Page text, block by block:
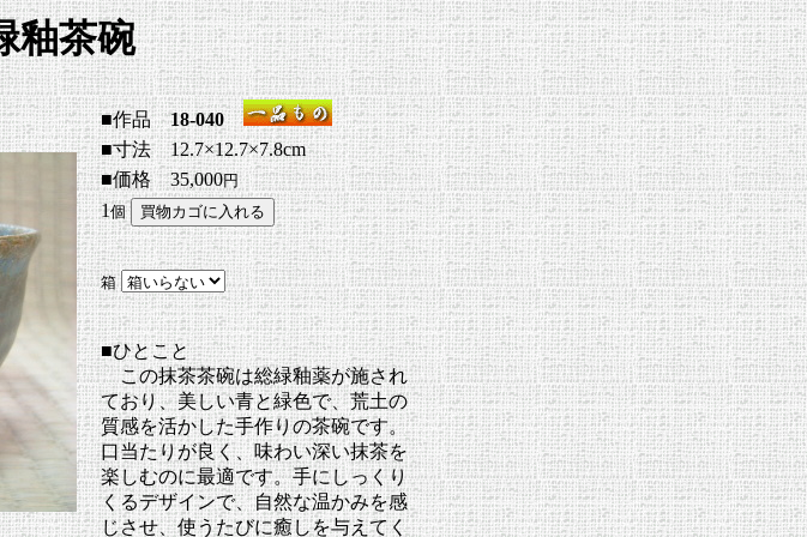
釉茶碗
■作品18-040
■寸法 12.7×12.7×7.8cm
■価格 35,000円
1個
箱
■ひとこと
この抹茶茶碗は総緑釉薬が施され
ており、美しい青と緑色で、荒土の
質感を活かした手作りの茶碗です。
口当たりが良く、味わい深い抹茶を
楽しむのに最適です。手にしっくり
くるデザインで、自然な温かみを感
じさせ、使うたびに癒しを与えてく